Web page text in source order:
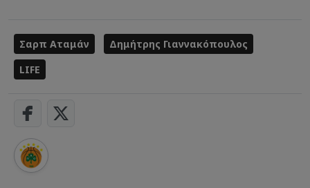
Σαρπ Αταμάν
Δημήτρης Γιαννακόπουλος
LIFE